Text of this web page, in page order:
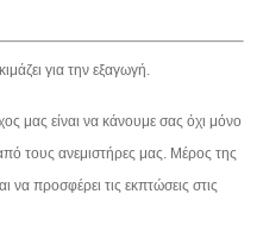
για την εξαγωγή.
μας είναι να κάνουμε σας όχι μόνο
τους ανεμιστήρες μας. Μέρος της
να προσφέρει τις εκπτώσεις στις